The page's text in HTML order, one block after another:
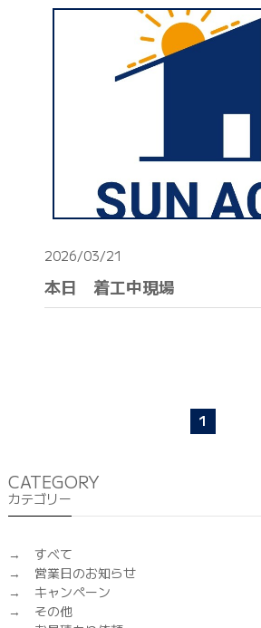
2026/03/21
本日 着工中現場
1
CATEGORY
カテゴリー
すべて
営業日のお知らせ
キャンペーン
その他